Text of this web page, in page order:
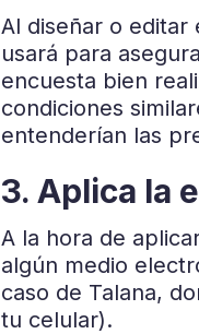
Al diseñar o editar
usará para
encuesta bien
condiciones
entenderían las
3. Aplica la
A la hora de
algún medio
caso de Talana,
tu celular).